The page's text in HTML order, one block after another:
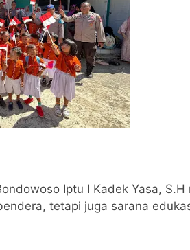
Iptu I Kadek Yasa,
tetapi juga sarana